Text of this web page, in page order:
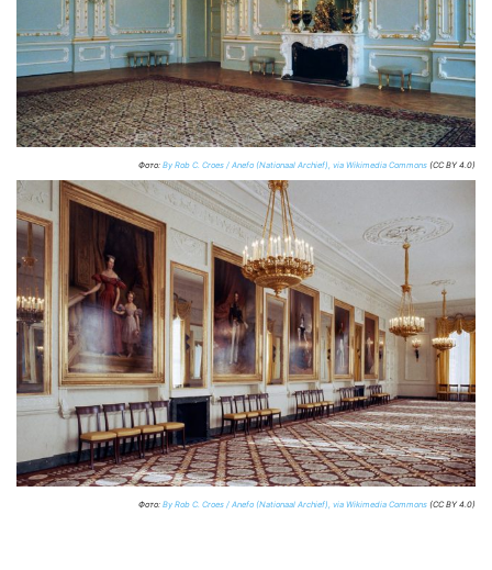
Фото: By Rob C. Croes / Anefo (Nationaal Archief), via Wikimedia Commons (CC BY 4.0)
Фото: By Rob C. Croes / Anefo (Nationaal Archief), via Wikimedia Commons (CC BY 4.0)